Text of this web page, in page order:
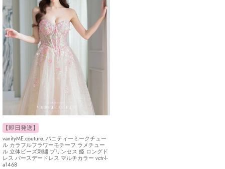
【即日発送】
vanityME.couture. バニティーミークチュー
ル カラフルフラワーモチーフ ラメチュー
ル 立体ビーズ刺繍 プリンセス 姫 ロングド
レス バースデードレス マルチカラー vctr-l-
a1468